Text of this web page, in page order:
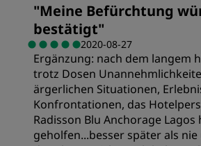
"Meine Befürchtung
bestätigt"
2020-08-27
Ergänzung: nach dem langem
trotz Dosen
ärgerlichen Situationen,
Konfrontationen, das
Radisson Blu Anchorage Lagos
geholfen...besser später als